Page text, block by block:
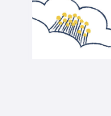
ご利用ガイド
年賀家族について